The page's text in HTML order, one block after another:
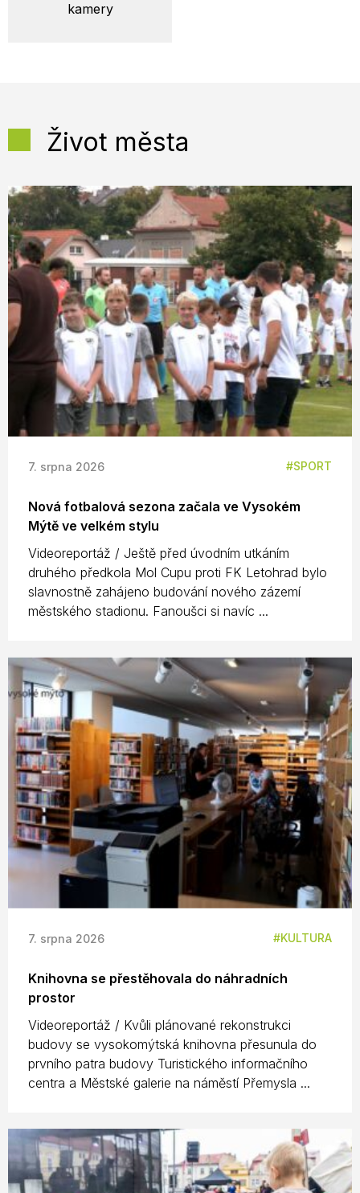
kamery
Život města
7. srpna 2026 SPORT
Nová fotbalová sezona začala ve Vysokém
Mýtě ve velkém stylu
Videoreportáž / Ještě před úvodním utkáním
druhého předkola Mol Cupu proti FK Letohrad bylo
slavnostně zahájeno budování nového zázemí
městského stadionu. Fanoušci si navíc ...
7. srpna 2026 KULTURA
Knihovna se přestěhovala do náhradních
prostor
Videoreportáž / Kvůli plánované rekonstrukci
budovy se vysokomýtská knihovna přesunula do
prvního patra budovy Turistického informačního
centra a Městské galerie na náměstí Přemysla ...